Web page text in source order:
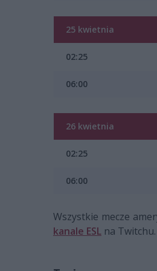
25 kwietnia
02:25
06:00
26 kwietnia
02:25
06:00
Wszystkie mecze
kanale ESL na Twitchu.